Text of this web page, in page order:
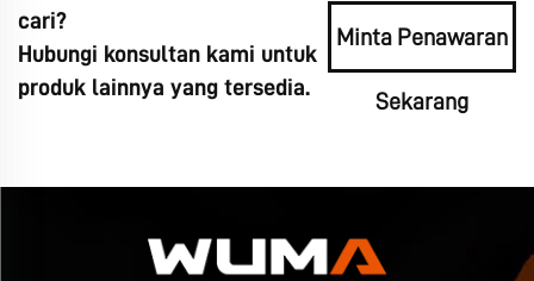
cari?
Hubungi konsultan kami untuk
produk lainnya yang tersedia.
Minta Penawaran
Sekarang